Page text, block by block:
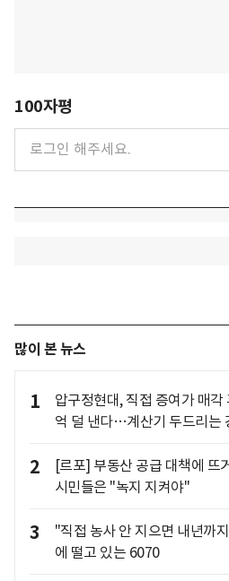
100자평
많이 본 뉴스
1
압구정현대, 직접 증여가 매
억 덜 낸다…계산기 두드리는
2
[르포] 부동산 공급 대책에
시민들은 "녹지 지켜야"
3
"직접 농사 안 지으면 내년까
에 떨고 있는 6070